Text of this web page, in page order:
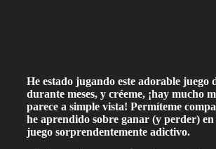
He estado jugando este adorable juego
durante meses, y créeme, ¡hay mucho
parece a simple vista! Permíteme
he aprendido sobre ganar (y perder) en
juego sorprendentemente adictivo.